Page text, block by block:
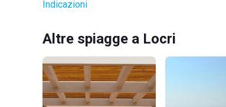
Indicazioni
Altre spiagge a Locri